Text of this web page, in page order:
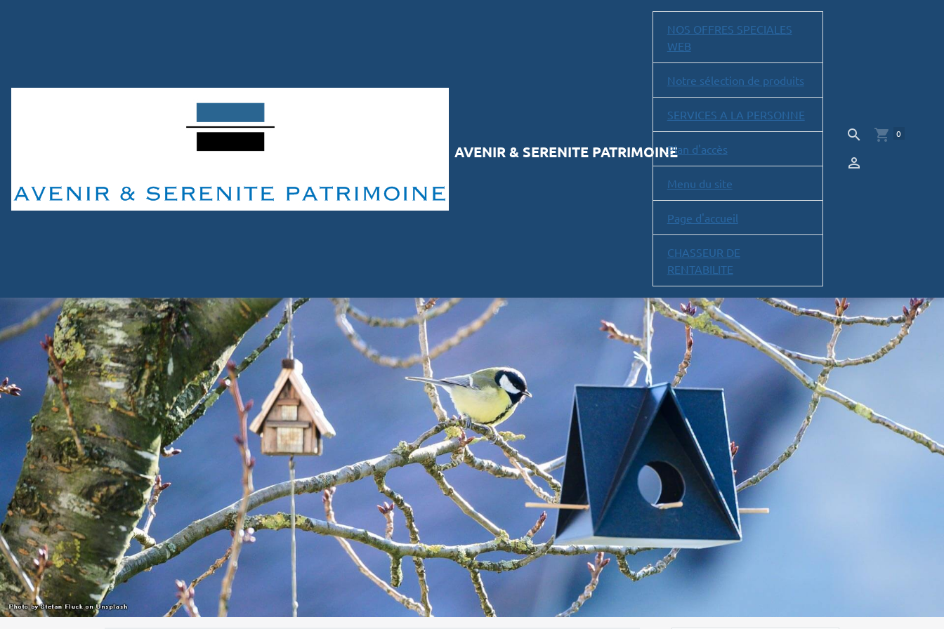
AVENIR & SERENITE PATRIMOINE
NOS OFFRES SPECIALES
WEB
Notre sélection de produits
SERVICES A LA PERSONNE
Plan d'accès
Menu du site
Page d'accueil
CHASSEUR DE
RENTABILITE
0